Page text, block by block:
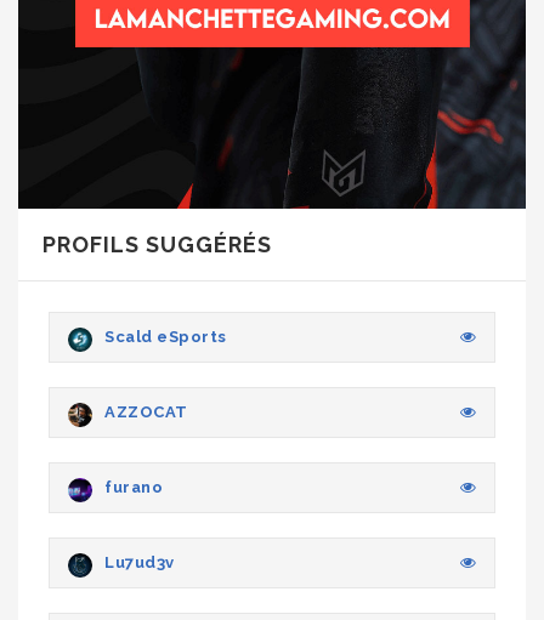
PROFILS SUGGÉRÉS
Scald eSports
AZZOCAT
furano
Lu7ud3v